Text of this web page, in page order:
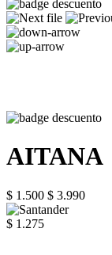
AITANA
$ 1.500 $ 3.990
$ 1.275